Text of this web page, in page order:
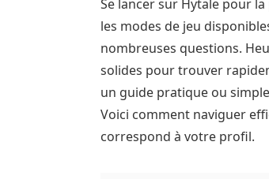
Se lancer sur Hytale pour
les modes de jeu
nombreuses questions.
solides pour trouver
un guide pratique ou
Voici comment naviguer
correspond à votre profil.